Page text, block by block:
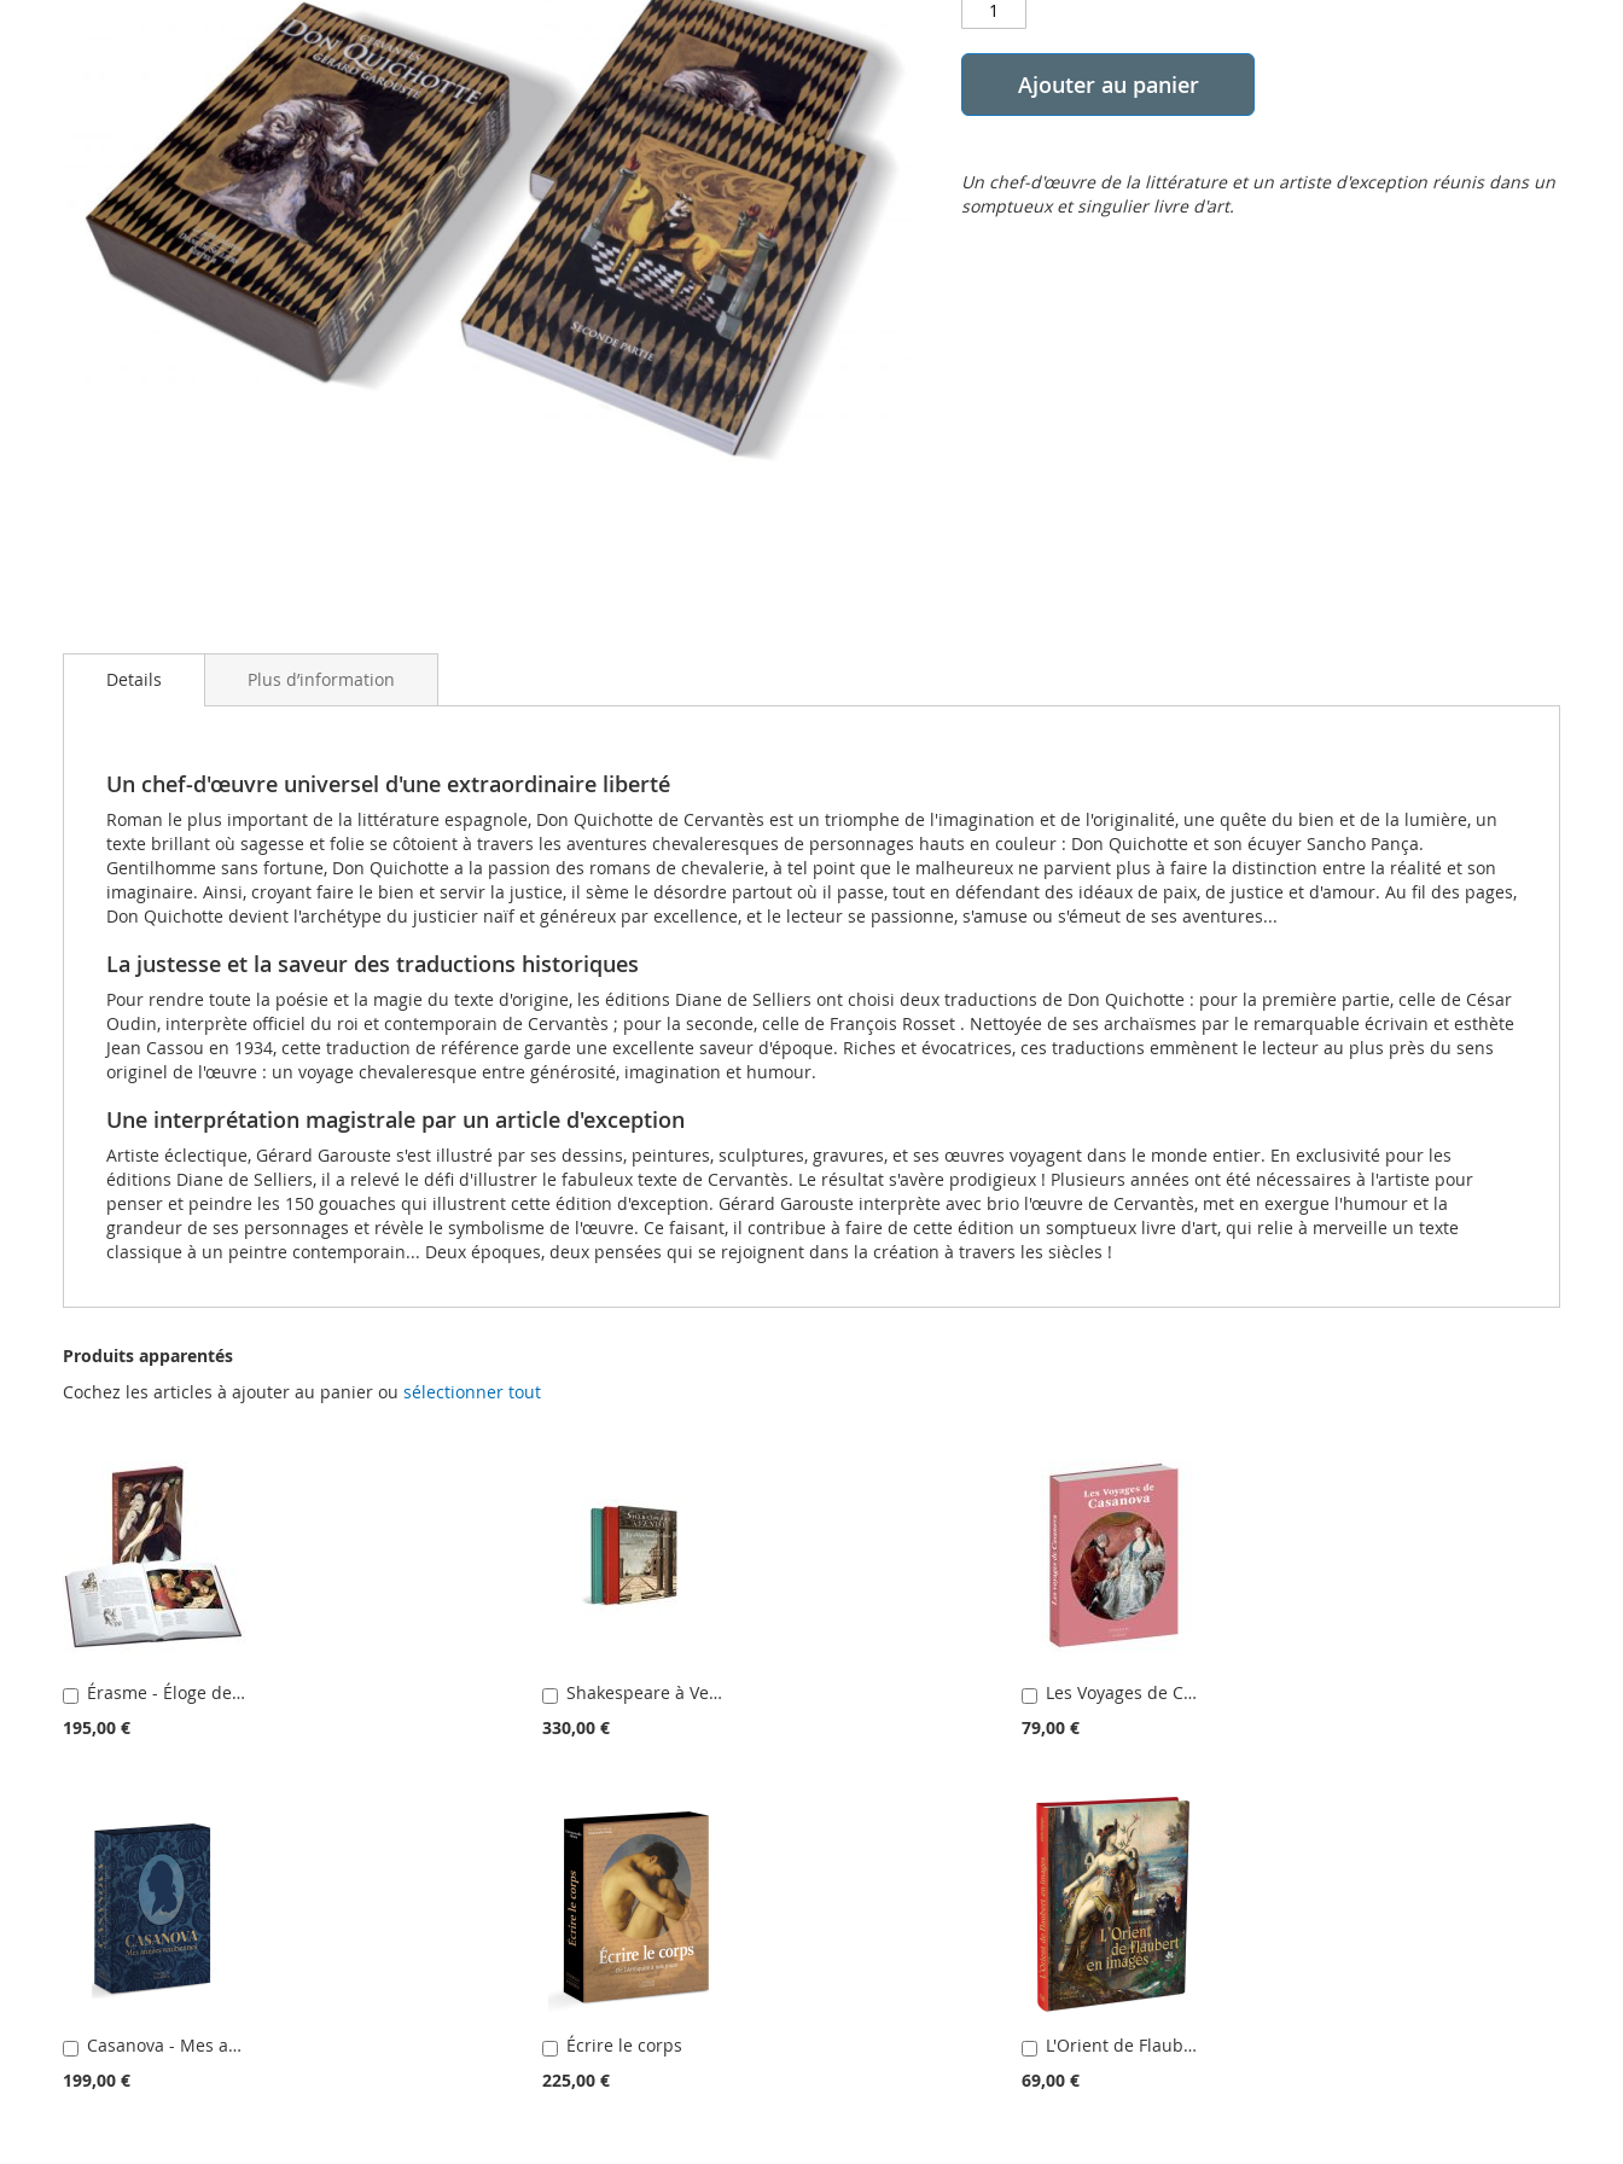
to
images
Ajouter au panier
Un chef-d'œuvre de la littérature et un artiste d'exception réunis dans un
somptueux et singulier livre d'art.
Details
Un chef-d'œuvre universel d'une extraordinaire liberté
Roman le plus important de la littérature espagnole, Don Quichotte de Cervantès est un triomphe de l'imagination et de l'originalité, une quête du bien et de la lumière, un
texte brillant où sagesse et folie se côtoient à travers les aventures chevaleresques de personnages hauts en couleur : Don Quichotte et son écuyer Sancho Pança.
Gentilhomme sans fortune, Don Quichotte a la passion des romans de chevalerie, à tel point que le malheureux ne parvient plus à faire la distinction entre la réalité et son
imaginaire. Ainsi, croyant faire le bien et servir la justice, il sème le désordre partout où il passe, tout en défendant des idéaux de paix, de justice et d'amour. Au fil des pages,
Don Quichotte devient l'archétype du justicier naïf et généreux par excellence, et le lecteur se passionne, s'amuse ou s'émeut de ses aventures...
La justesse et la saveur des traductions historiques
Pour rendre toute la poésie et la magie du texte d'origine, les éditions Diane de Selliers ont choisi deux traductions de Don Quichotte : pour la première partie, celle de César
Oudin, interprète officiel du roi et contemporain de Cervantès ; pour la seconde, celle de François Rosset . Nettoyée de ses archaïsmes par le remarquable écrivain et esthète
Jean Cassou en 1934, cette traduction de référence garde une excellente saveur d'époque. Riches et évocatrices, ces traductions emmènent le lecteur au plus près du sens
originel de l'œuvre : un voyage chevaleresque entre générosité, imagination et humour.
Une interprétation magistrale par un article d'exception
Artiste éclectique, Gérard Garouste s'est illustré par ses dessins, peintures, sculptures, gravures, et ses œuvres voyagent dans le monde entier. En exclusivité pour les
éditions Diane de Selliers, il a relevé le défi d'illustrer le fabuleux texte de Cervantès. Le résultat s'avère prodigieux ! Plusieurs années ont été nécessaires à l'artiste pour
penser et peindre les 150 gouaches qui illustrent cette édition d'exception. Gérard Garouste interprète avec brio l'œuvre de Cervantès, met en exergue l'humour et la
grandeur de ses personnages et révèle le symbolisme de l'œuvre. Ce faisant, il contribue à faire de cette édition un somptueux livre d'art, qui relie à merveille un texte
classique à un peintre contemporain... Deux époques, deux pensées qui se rejoignent dans la création à travers les siècles !
Plus d’information
Produits apparentés
Cochez les articles à ajouter au panier ou sélectionner tout
Érasme - Éloge de la folie
195,00 €
Ajouter
au
panier
Shakespeare à Venise
330,00 €
Ajouter
au
panier
Les Voyages de Casanova
79,00 €
Ajouter
au
panier
Casanova - Mes années vénitiennes
199,00 €
Ajouter
au
panier
Écrire le corps
225,00 €
Ajouter
au
panier
L'Orient de Flaubert en images
69,00 €
Ajouter
au
panier